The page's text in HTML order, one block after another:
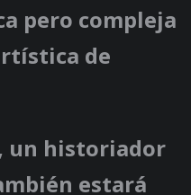
pero compleja
de
un historiador
estará